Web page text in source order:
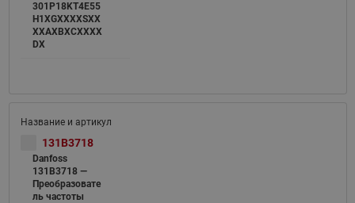
301P18KT4E55
H1XGXXXXSXX
XXAXBXCXXXX
DX
131B3718
Danfoss
131B3718 —
Преобразовате
ль частоты